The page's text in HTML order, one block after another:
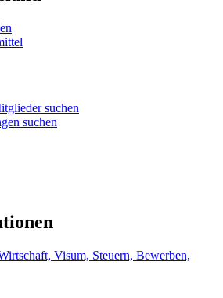
suchen
suchen
Visum, Steuern, Bewerben,